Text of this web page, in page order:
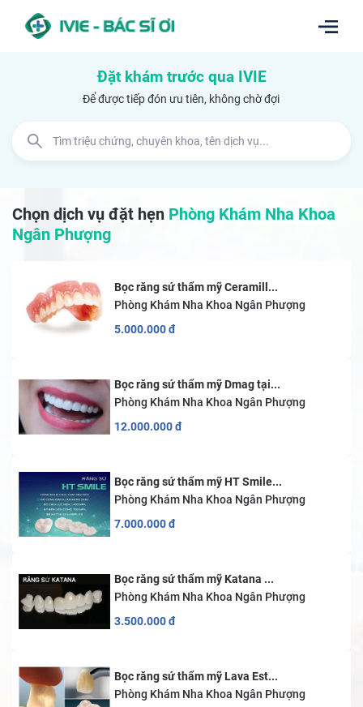
Đặt khám trước qua IVIE
Để được tiếp đón ưu tiên, không chờ đợi
Chọn dịch vụ đặt hẹn Phòng Khám Nha Khoa
Ngân Phượng
Bọc răng sứ thẩm mỹ Ceramill...
Phòng Khám Nha Khoa Ngân Phượng
5.000.000đ
Bọc răng sứ thẩm mỹ Dmag tại...
Phòng Khám Nha Khoa Ngân Phượng
12.000.000đ
Bọc răng sứ thẩm mỹ HT Smile...
Phòng Khám Nha Khoa Ngân Phượng
7.000.000đ
Bọc răng sứ thẩm mỹ Katana ...
Phòng Khám Nha Khoa Ngân Phượng
3.500.000đ
Bọc răng sứ thẩm mỹ Lava Est...
Phòng Khám Nha Khoa Ngân Phượng